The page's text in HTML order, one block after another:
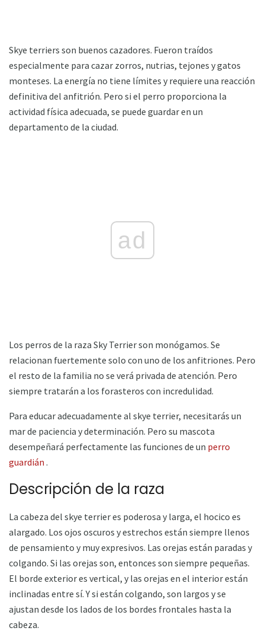
Skye terriers son buenos cazadores. Fueron traídos
especialmente para cazar zorros, nutrias, tejones y gatos
monteses. La energía no tiene límites y requiere una reacción
definitiva del anfitrión. Pero si el perro proporciona la
actividad física adecuada, se puede guardar en un
departamento de la ciudad.
ad
Los perros de la raza Sky Terrier son monógamos. Se
relacionan fuertemente solo con uno de los anfitriones. Pero
el resto de la familia no se verá privada de atención. Pero
siempre tratarán a los forasteros con incredulidad.
Para educar adecuadamente al skye terrier, necesitarás un
mar de paciencia y determinación. Pero su mascota
desempeñará perfectamente las funciones de un perro
guardián .
Descripción de la raza
La cabeza del skye terrier es poderosa y larga, el hocico es
alargado. Los ojos oscuros y estrechos están siempre llenos
de pensamiento y muy expresivos. Las orejas están paradas y
colgando. Si las orejas son, entonces son siempre pequeñas.
El borde exterior es vertical, y las orejas en el interior están
inclinadas entre sí. Y si están colgando, son largos y se
ajustan desde los lados de los bordes frontales hasta la
cabeza.